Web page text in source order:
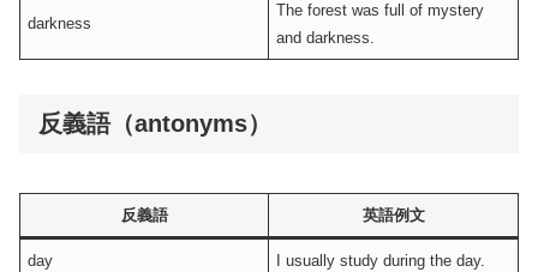
darkness
The forest was full of mystery
and darkness.
反義語（antonyms）
反義語 英語例文
day I usually study during the day.